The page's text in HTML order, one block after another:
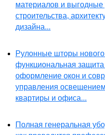
материалов и выгодные
строительства,
дизайна...
Рулонные шторы нового
функциональная защита
оформление окон и
управления
квартиры и офиса...
Полная генеральная